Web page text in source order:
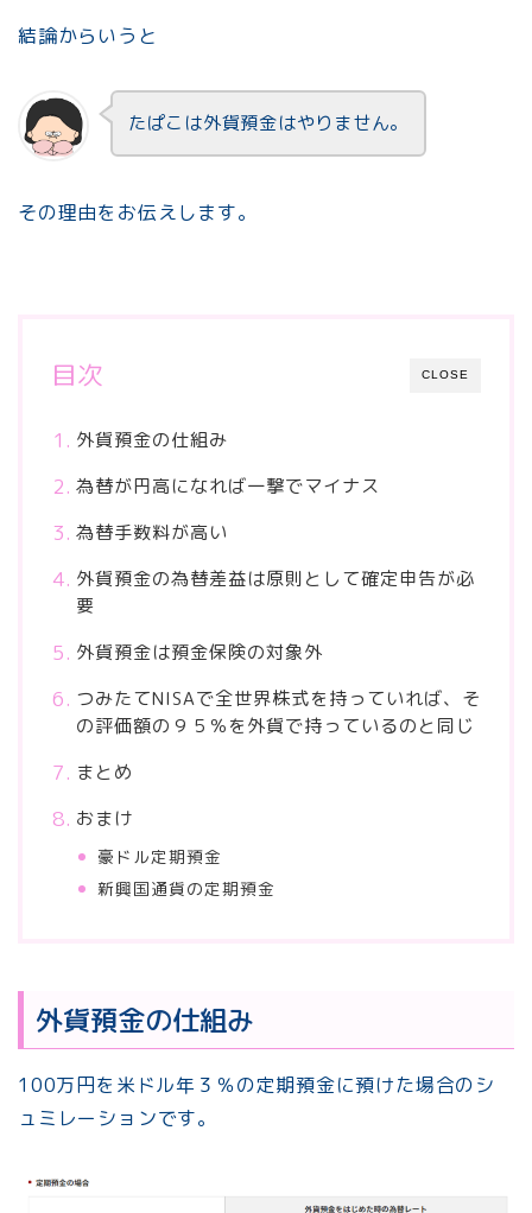
結論からいうと
たぱこは外貨預金はやりません。
その理由をお伝えします。
CLOSE
目次
外貨預金の仕組み
為替が円高になれば一撃でマイナス
為替手数料が高い
外貨預金の為替差益は原則として確定申告が必
要
外貨預金は預金保険の対象外
つみたてNISAで全世界株式を持っていれば、そ
の評価額の９５％を外貨で持っているのと同じ
まとめ
おまけ
豪ドル定期預金
新興国通貨の定期預金
外貨預金の仕組み
100万円を米ドル年３％の定期預金に預けた場合のシ
ュミレーションです。